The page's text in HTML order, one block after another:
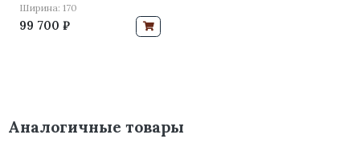
Ширина: 170
99 700 ₽
Аналогичные товары